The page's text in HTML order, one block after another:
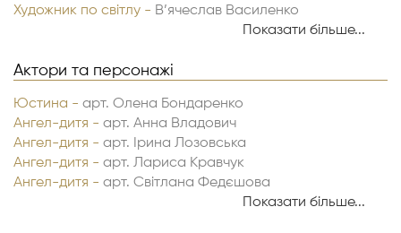
Художник по світлу - В’ячеслав Василенко
Помічник режисера -Анна Сорока
Показати більше...
Актори та персонажі
Юстина - арт. Олена Бондаренко
Ангел-дитя - арт. Анна Владович
Ангел-дитя - арт. Ірина Лозовська
Ангел-дитя - арт. Лариса Кравчук
Ангел-дитя - арт. Світлана Федєшова
Показати більше...